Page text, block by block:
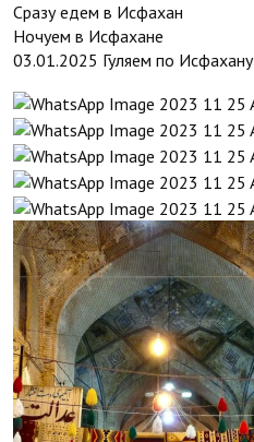
Сразу едем в Исфахан
Ночуем в Исфахане
03.01.2025 Гуляем по Исфахану